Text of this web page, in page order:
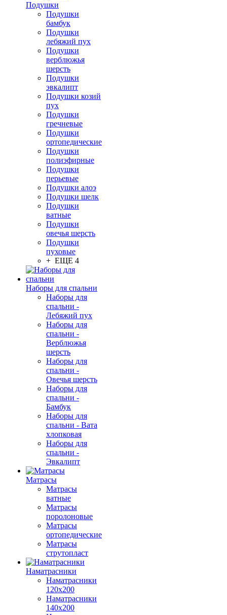
Подушки
Подушки
бамбук
Подушки
лебяжий пух
Подушки
верблюжья
шерсть
Подушки
эвкалипт
Подушки козий
пух
Подушки
гречневые
Подушки
ортопедические
Подушки
полиэфирные
Подушки
перьевые
Подушки алоэ
Подушки шелк
Подушки
ватные
Подушки
овечья шерсть
Подушки
пуховые
+ ЕЩЕ 4
Наборы для спальни
Наборы для
спальни -
Лебяжий пух
Наборы для
спальни -
Верблюжья
шерсть
Наборы для
спальни -
Овечья шерсть
Наборы для
спальни -
Бамбук
Наборы для
спальни - Вата
хлопковая
Наборы для
спальни -
Эвкалипт
Матрасы
Матрасы
ватные
Матрасы
поролоновые
Матрасы
ортопедические
Матрасы
струтопласт
Наматрасники
Наматрасники
120х200
Наматрасники
140х200